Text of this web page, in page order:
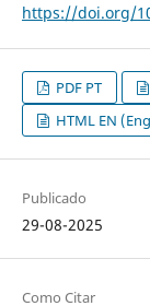
https://doi.org/
PDF PT
HTML EN
Publicado
29-08-2025
Como Citar